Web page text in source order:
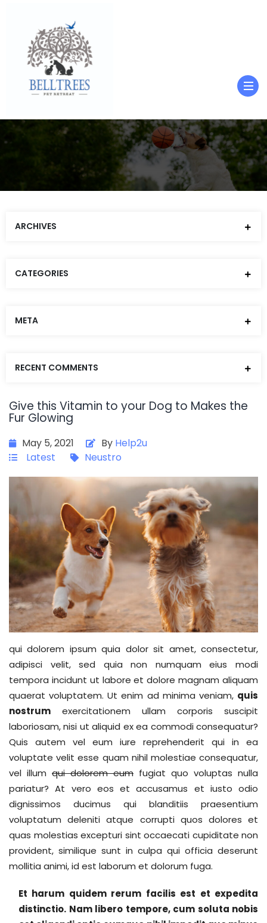
ARCHIVES
CATEGORIES
META
RECENT COMMENTS
Give this Vitamin to your Dog to Makes the
Fur Glowing
May 5, 2021 By Help2u
Latest
Neustro
qui dolorem ipsum quia dolor sit amet, consectetur,
adipisci velit, sed quia non numquam eius modi
tempora incidunt ut labore et dolore magnam aliquam
quaerat voluptatem. Ut enim ad minima veniam, quis
nostrum exercitationem ullam corporis suscipit
laboriosam, nisi ut aliquid ex ea commodi consequatur?
Quis autem vel eum iure reprehenderit qui in ea
voluptate velit esse quam nihil molestiae consequatur,
vel illum qui dolorem eum fugiat quo voluptas nulla
pariatur? At vero eos et accusamus et iusto odio
dignissimos ducimus qui blanditiis praesentium
voluptatum deleniti atque corrupti quos dolores et
quas molestias excepturi sint occaecati cupiditate non
provident, similique sunt in culpa qui officia deserunt
mollitia animi, id est laborum et dolorum fuga.
Et harum quidem rerum facilis est et expedita
distinctio. Nam libero tempore, cum soluta nobis